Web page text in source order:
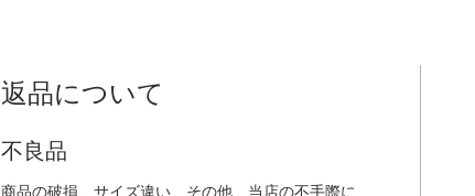
返品について
不良品
商品の破損、サイズ違い、その他、当店の不手際に